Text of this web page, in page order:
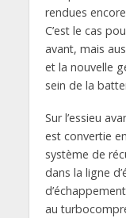
rendues
C’est le cas
avant, mais
et la nouvelle
sein de la
Sur l’essieu
est convertie
système de
dans la ligne
au